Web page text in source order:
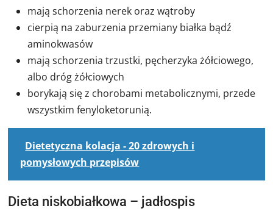
mają schorzenia nerek oraz wątroby
cierpią na zaburzenia przemiany białka bądź
aminokwasów
mają schorzenia trzustki, pęcherzyka żółciowego,
albo dróg żółciowych
borykają się z chorobami metabolicznymi, przede
wszystkim fenyloketorunią.
Dietetyczna kolacja - 20 zdrowych i
pomysłowych przepisów
Dieta niskobiałkowa – jadłospis